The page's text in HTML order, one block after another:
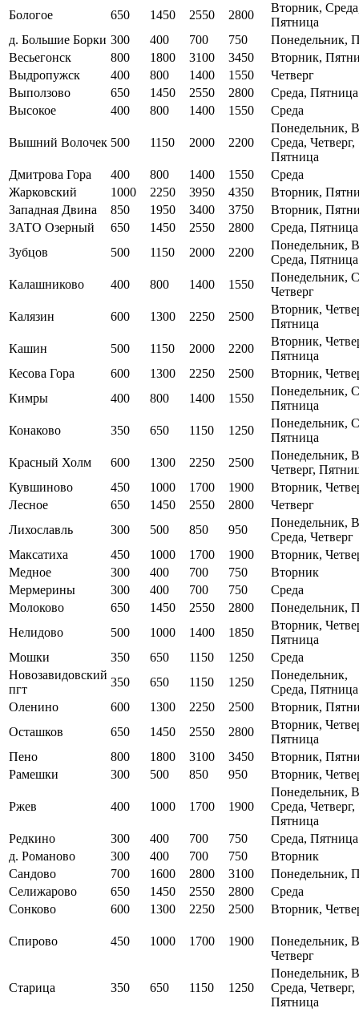
Бологое
650 1450 2550 2800
Вторник,
Пятница
д. Большие Борки 300 400 700 750
Понедельник,
Весьегонск
800 1800 3100 3450
Вторник,
Выдропужск
400 800 1400 1550
Четверг
Выползово
650 1450 2550 2800
Среда, Пятница
Высокое
400 800 1400 1550 Среда
Вышний Волочек 500 1150 2000 2200
Понедельник,
Среда, Четверг,
Пятница
Дмитрова Гора
400 800 1400 1550
Среда
Жарковский
1000 2250 3950 4350
Вторник,
Западная Двина
850 1950 3400 3750
Вторник,
ЗАТО Озерный
650 1450 2550 2800
Среда, Пятница
Зубцов
500 1150 2000 2200
Понедельник,
Среда, Пятница
Калашниково
400 800 1400 1550
Понедельник,
Четверг
Калязин
600 1300 2250 2500
Вторник,
Пятница
Кашин
500 1150 2000 2200
Вторник,
Пятница
Кесова Гора
600 1300 2250 2500
Вторник,
Кимры
400 800 1400 1550
Понедельник,
Пятница
Конаково
350 650 1150 1250
Понедельник,
Пятница
Красный Холм
600 1300 2250 2500
Понедельник,
Четверг,
Кувшиново
450 1000 1700 1900
Вторник,
Лесное
650 1450 2550 2800
Четверг
Лихославль
300 500 850 950
Понедельник,
Среда, Четверг
Максатиха
450 1000 1700 1900
Вторник,
Медное
300 400 700 750
Вторник
Мермерины
300 400 700 750
Среда
Молоково
650 1450 2550 2800
Понедельник,
Нелидово
500 1000 1400 1850
Вторник,
Пятница
Мошки
350 650 1150 1250
Среда
Новозавидовский
пгт
350 650 1150 1250
Понедельник,
Среда, Пятница
Оленино
600 1300 2250 2500
Вторник,
Осташков
650 1450 2550 2800
Вторник,
Пятница
Пено
800 1800 3100 3450
Вторник,
Рамешки
300 500 850 950 Вторник,
Ржев 400 1000 1700 1900
Понедельник,
Среда, Четверг,
Пятница
Редкино
300 400 700 750
Среда, Пятница
д. Романово
300 400 700 750
Вторник
Сандово
700 1600 2800 3100
Понедельник,
Селижарово
650 1450 2550 2800
Среда
Сонково
600 1300 2250 2500 Вторник,
Спирово 450 1000 1700 1900
Понедельник,
Четверг
Старица 350 650 1150 1250
Понедельник,
Среда, Четверг,
Пятница